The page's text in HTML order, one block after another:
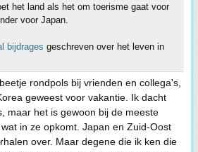
het land als het om toerisme gaat voor
voor Japan.
bijdrages geschreven over het leven in
rondpols bij vrienden en collega's,
geweest voor vakantie. Ik dacht
maar het is gewoon bij de meeste
in ze opkomt. Japan en Zuid-Oost
over. Maar degene die ik ken die